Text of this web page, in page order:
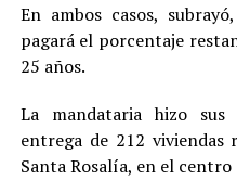
En ambos casos,
pagará el porcentaje
25 años.
La mandataria hizo sus
entrega de 212 viviendas
Santa Rosalía, en el centro